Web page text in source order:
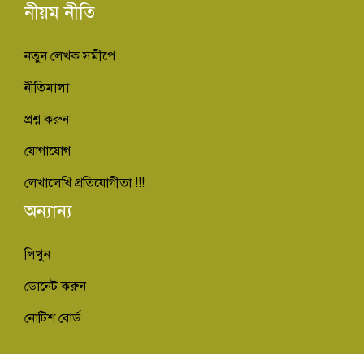
নীয়ম নীতি
নতুন লেখক সমীপে
নীতিমালা
প্রশ্ন করুন
যোগাযোগ
লেখালেখি প্রতিযোগীতা !!!
অন্যান্য
লিখুন
ডোনেট করুন
নোটিশ বোর্ড